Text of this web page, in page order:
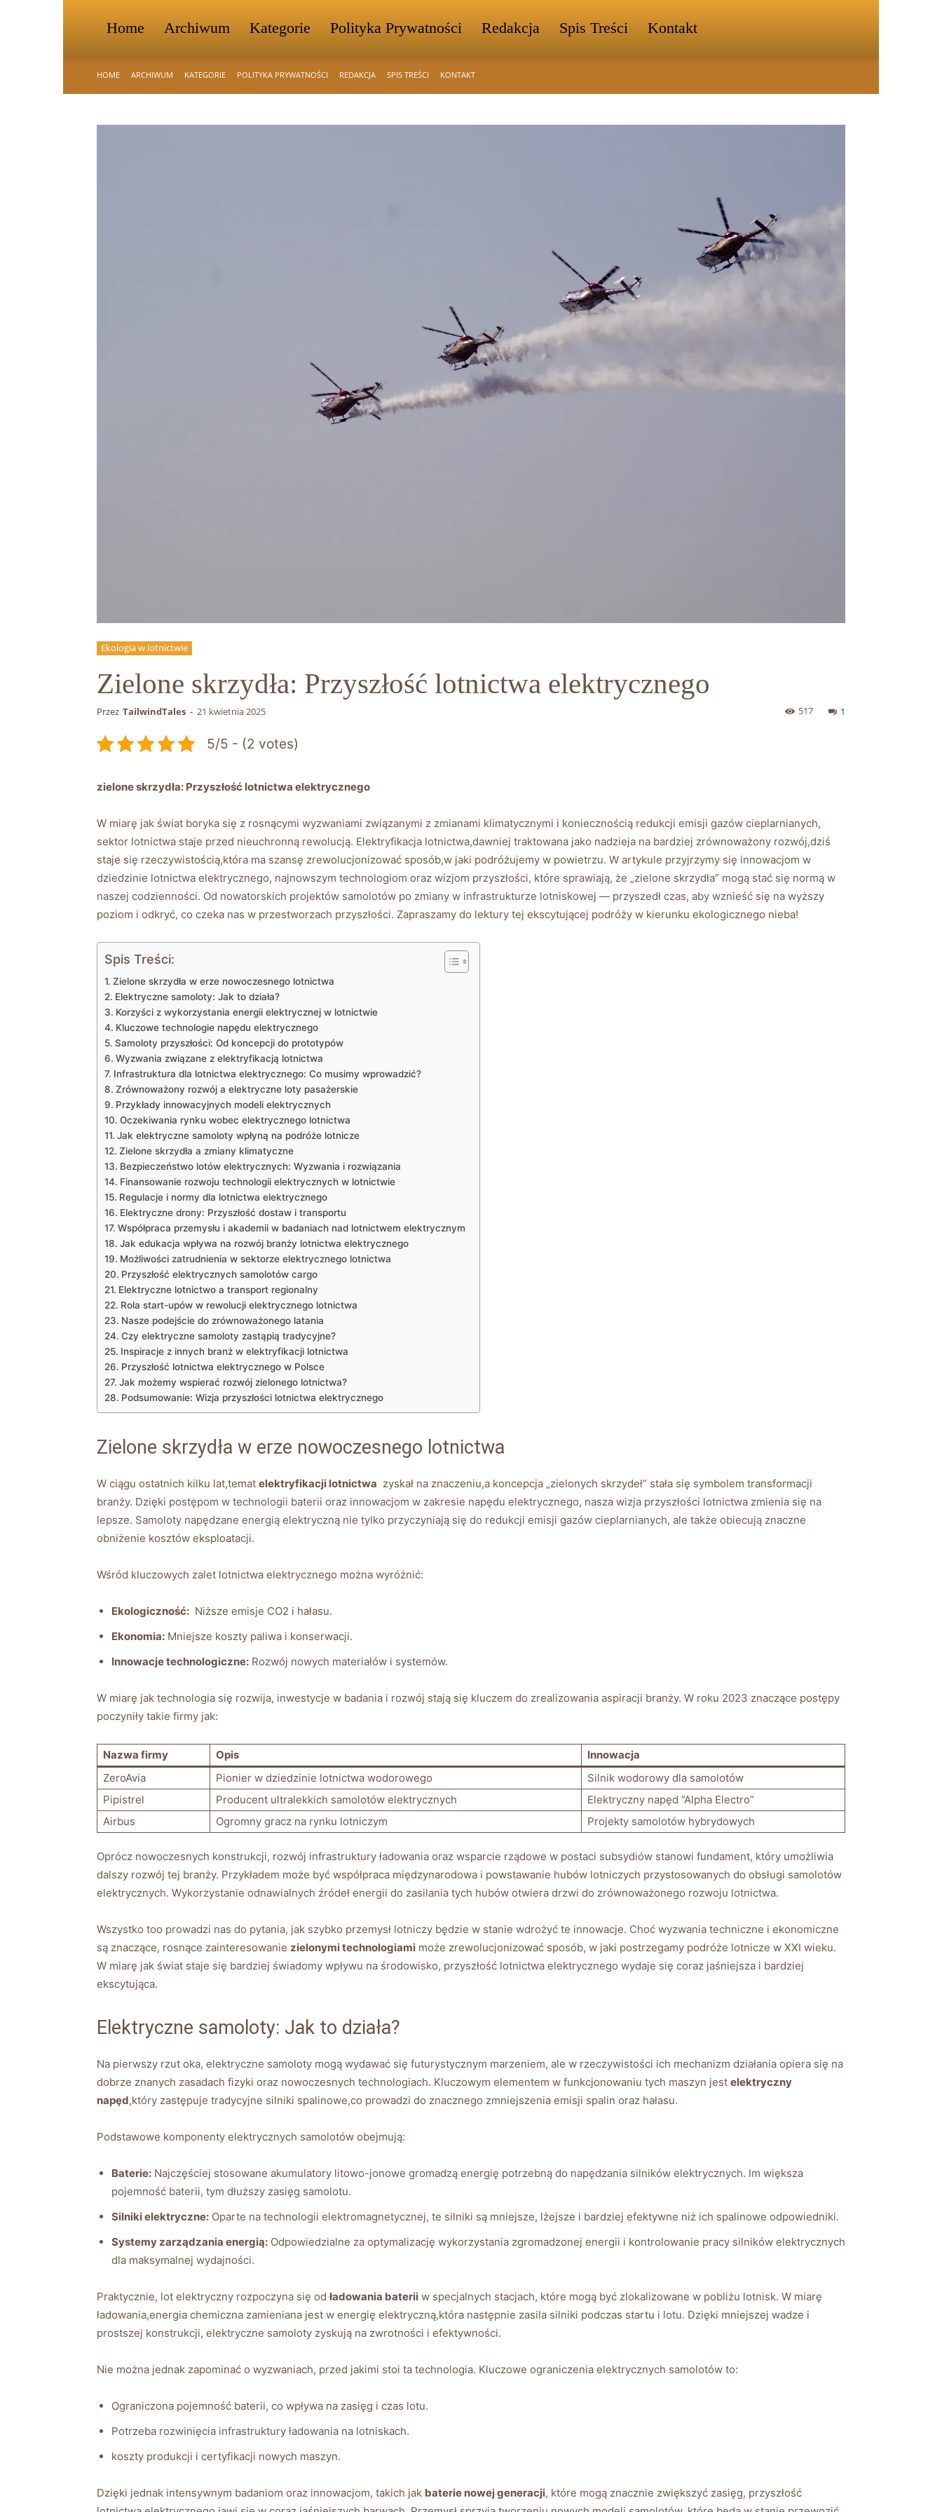
Home Archiwum Kategorie Polityka Prywatności Redakcja Spis Treści Kontakt
HOME ARCHIWUM KATEGORIE POLITYKA PRYWATNOŚCI REDAKCJA SPIS TREŚCI KONTAKT
Ekologia w lotnictwie
Zielone skrzydła: Przyszłość lotnictwa elektrycznego
Przez TailwindTales - 21 kwietnia 2025 1
517
5/5 - (2 votes)
zielone skrzydła: Przyszłość lotnictwa elektrycznego
W​ miarę jak świat⁢ boryka się⁤ z rosnącymi wyzwaniami związanymi z zmianami klimatycznymi i koniecznością redukcji ‍emisji gazów cieplarnianych,
sektor lotnictwa staje przed⁢ nieuchronną⁢ rewolucją.‌ Elektryfikacja⁣ lotnictwa,dawniej traktowana jako‌ nadzieja na bardziej ⁤zrównoważony rozwój,dziś ​
staje ⁢się rzeczywistością,która ma szansę‌ zrewolucjonizować ⁤sposób,w‍ jaki podróżujemy w⁢ powietrzu. W artykule przyjrzymy się‍ innowacjom⁣ w
dziedzinie lotnictwa⁢ elektrycznego, najnowszym ⁢technologiom oraz wizjom przyszłości, które sprawiają, że ⁤„zielone skrzydła”‍ mogą stać się ⁣normą w
naszej codzienności.⁣ Od nowatorskich ⁤projektów samolotów po zmiany‍ w infrastrukturze lotniskowej​ — ⁢przyszedł czas, aby ​wznieść ⁤się na wyższy
poziom ‌i odkryć, co czeka nas w przestworzach przyszłości. Zapraszamy do lektury tej ⁤ekscytującej podróży w kierunku ekologicznego nieba!
Spis Treści:
Zielone skrzydła w erze ‌nowoczesnego lotnictwa
Elektryczne samoloty:⁤ Jak​ to działa?
Korzyści ⁢z wykorzystania energii elektrycznej w​ lotnictwie
Kluczowe technologie ​napędu elektrycznego
Samoloty przyszłości: Od koncepcji ⁣do ​prototypów
Wyzwania‍ związane‌ z ‌elektryfikacją‌ lotnictwa
Infrastruktura dla lotnictwa ​elektrycznego: Co musimy ⁤wprowadzić?
Zrównoważony rozwój ‌a elektryczne‍ loty pasażerskie
Przykłady innowacyjnych modeli elektrycznych
Oczekiwania ‍rynku ⁢wobec elektrycznego lotnictwa
Jak elektryczne samoloty wpłyną na⁤ podróże lotnicze
Zielone skrzydła a zmiany klimatyczne
Bezpieczeństwo⁢ lotów ​elektrycznych: Wyzwania i rozwiązania
Finansowanie rozwoju technologii elektrycznych⁣ w lotnictwie
Regulacje i⁤ normy dla lotnictwa ⁤elektrycznego
Elektryczne ‌drony: Przyszłość dostaw i transportu
Współpraca przemysłu ​i​ akademii ⁢w badaniach nad lotnictwem​ elektrycznym
Jak edukacja wpływa ‍na ‍rozwój branży ⁢lotnictwa⁢ elektrycznego
Możliwości zatrudnienia w sektorze elektrycznego lotnictwa
Przyszłość ‍elektrycznych‍ samolotów cargo
Elektryczne lotnictwo‍ a​ transport ‌regionalny
Rola start-upów⁢ w rewolucji elektrycznego lotnictwa
Nasze‌ podejście‌ do⁤ zrównoważonego⁢ latania
Czy⁤ elektryczne⁢ samoloty zastąpią⁣ tradycyjne?
Inspiracje z innych branż w ⁣elektryfikacji‍ lotnictwa
Przyszłość‌ lotnictwa⁣ elektrycznego w Polsce
Jak​ możemy ‍wspierać rozwój zielonego lotnictwa?
Podsumowanie: Wizja ⁢przyszłości lotnictwa elektrycznego
Zielone skrzydła w erze ‌nowoczesnego lotnictwa
W ⁤ciągu​ ostatnich kilku ⁤lat,temat elektryfikacji lotnictwa ⁢ zyskał‍ na ⁣znaczeniu,a ‍koncepcja „zielonych skrzydeł” stała ⁣się⁣ symbolem⁢ transformacji​
branży. Dzięki postępom w technologii baterii oraz ⁣innowacjom‌ w ⁢zakresie napędu⁣ elektrycznego, nasza ⁣wizja przyszłości‌ lotnictwa⁢ zmienia ⁢się na
lepsze. Samoloty ⁣napędzane ⁣energią‍ elektryczną ‍nie ‍tylko⁢ przyczyniają się ‌do redukcji emisji ‍gazów cieplarnianych,⁢ ale‌ także obiecują znaczne
obniżenie ‍kosztów eksploatacji.
Wśród kluczowych zalet lotnictwa elektrycznego można wyróżnić:
Ekologiczność: ​ Niższe‌ emisje CO2 i hałasu.
Ekonomia: ‍Mniejsze​ koszty paliwa i konserwacji.
Innowacje ​technologiczne: Rozwój ⁤nowych materiałów i systemów.
W miarę jak technologia‍ się rozwija, inwestycje w badania⁣ i rozwój stają się ‌kluczem do zrealizowania aspiracji branży. W roku‍ 2023 znaczące postępy⁣
poczyniły takie ‍firmy⁣ jak:
Nazwa firmy Opis
Innowacja
ZeroAvia
Pionier ⁢w ⁤dziedzinie lotnictwa wodorowego
Silnik wodorowy dla⁣ samolotów
Pipistrel
Producent ⁢ultralekkich samolotów elektrycznych
Elektryczny⁤ napęd ‍”Alpha Electro”
Airbus
Ogromny gracz na ‍rynku lotniczym Projekty samolotów​ hybrydowych
Oprócz nowoczesnych⁤ konstrukcji, rozwój infrastruktury​ ładowania ⁤oraz wsparcie⁤ rządowe w postaci ⁢subsydiów stanowi fundament, który⁣ umożliwia
dalszy rozwój tej branży. Przykładem⁤ może być współpraca międzynarodowa i powstawanie hubów lotniczych ‌przystosowanych ⁢do obsługi samolotów
elektrycznych. Wykorzystanie ⁤odnawialnych źródeł energii do zasilania tych hubów otwiera⁤ drzwi⁤ do zrównoważonego rozwoju lotnictwa.
Wszystko too prowadzi nas do pytania, jak szybko ⁣przemysł lotniczy ‌będzie w stanie wdrożyć te⁣ innowacje. Choć wyzwania techniczne ​i ekonomiczne
są znaczące, rosnące ⁤zainteresowanie zielonymi⁤ technologiami może zrewolucjonizować ⁢sposób, w jaki postrzegamy podróże lotnicze w​ XXI ‌wieku.
W miarę⁢ jak świat⁢ staje się‍ bardziej ⁣świadomy⁤ wpływu ⁢na ​środowisko, ‌przyszłość lotnictwa ​elektrycznego wydaje się‌ coraz jaśniejsza ⁢i bardziej
ekscytująca.
Elektryczne samoloty:⁤ Jak​ to działa?
Na pierwszy rzut oka, elektryczne samoloty mogą wydawać ​się futurystycznym marzeniem,​ ale‌ w‌ rzeczywistości ich mechanizm działania opiera się na
dobrze znanych zasadach fizyki oraz⁢ nowoczesnych technologiach. Kluczowym⁤ elementem ​w funkcjonowaniu‍ tych maszyn jest elektryczny
napęd,który zastępuje ⁤tradycyjne silniki spalinowe,co prowadzi do⁤ znacznego zmniejszenia emisji spalin oraz hałasu.
Podstawowe⁢ komponenty elektrycznych samolotów obejmują:
Baterie: Najczęściej stosowane akumulatory litowo-jonowe gromadzą energię ​potrzebną ‍do napędzania silników elektrycznych. ⁤Im większa
⁢pojemność baterii, tym ‌dłuższy zasięg⁢ samolotu.
Silniki ⁤elektryczne: Oparte⁤ na‍ technologii elektromagnetycznej, te silniki są⁢ mniejsze, lżejsze‌ i bardziej⁣ efektywne niż ich spalinowe odpowiedniki.
Systemy zarządzania energią: Odpowiedzialne ⁤za‌ optymalizację wykorzystania ‌zgromadzonej energii i kontrolowanie ‌pracy​ silników elektrycznych
dla maksymalnej​ wydajności.
Praktycznie, lot elektryczny⁢ rozpoczyna‌ się⁤ od​ ładowania baterii w ⁣specjalnych ​stacjach, które mogą być ⁢zlokalizowane w pobliżu lotnisk. ⁣W⁣ miarę
ładowania,energia⁣ chemiczna zamieniana ⁣jest w energię ⁢elektryczną,która następnie zasila‌ silniki podczas‌ startu i lotu. Dzięki mniejszej wadze i
⁤prostszej konstrukcji, elektryczne samoloty zyskują ⁤na zwrotności ⁣i‍ efektywności.
Nie można ⁣jednak zapominać ‍o⁢ wyzwaniach, przed jakimi ‍stoi‍ ta technologia. Kluczowe ograniczenia elektrycznych samolotów to:
Ograniczona pojemność ​baterii,‌ co wpływa⁢ na ⁢zasięg i ‍czas lotu.
Potrzeba rozwinięcia ⁣infrastruktury ładowania na ⁤lotniskach.
koszty produkcji i certyfikacji nowych ⁢maszyn.
Dzięki⁢ jednak intensywnym badaniom oraz innowacjom, takich jak baterie nowej ⁢generacji, które mogą ​znacznie zwiększyć zasięg, przyszłość